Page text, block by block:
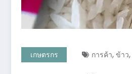
เกษตรกร การค้า, ข้าว,